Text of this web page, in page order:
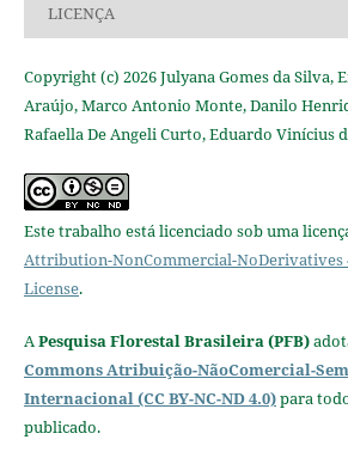
LICENÇA
Copyright (c) 2026 Julyana Gomes da Silva,
Araújo, Marco Antonio Monte, Danilo
Rafaella De Angeli Curto, Eduardo Vinícius
Este trabalho está licenciado sob uma
Attribution-NonCommercial-NoDerivatives
License.
A Pesquisa Florestal Brasileira (PFB)
Commons Atribuição-NãoComercial-
Internacional (CC BY-NC-ND 4.0)para
publicado.